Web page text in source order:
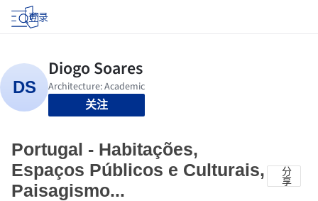
登录
关注
Portugal - Habitações,
Espaços Públicos e Culturais,
Paisagismo...
分
享